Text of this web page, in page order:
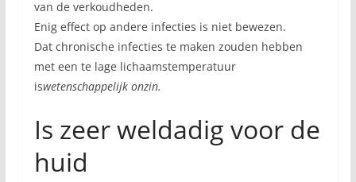
van de verkoudheden.
Enig effect op andere infecties is niet bewezen.
Dat chronische infecties te maken zouden hebben
met een te lage lichaamstemperatuur
iswetenschappelijk onzin.
Is zeer weldadig voor de
huid